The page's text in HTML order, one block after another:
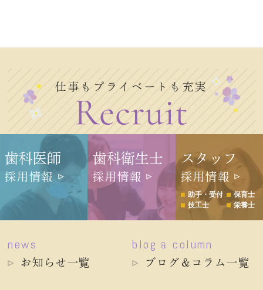
仕事もプライベートも充実
歯科医師
採用情報
歯科衛生士
採用情報
スタッフ
採用情報
助手・受付
保育士
技工士
栄養士
news
お知らせ一覧
blog & column
ブログ＆コラム一覧